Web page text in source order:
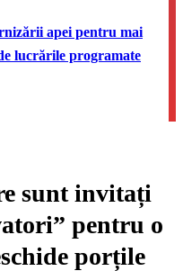
apei pentru mai
lucrările programate
sunt invitați
pentru o
porțile